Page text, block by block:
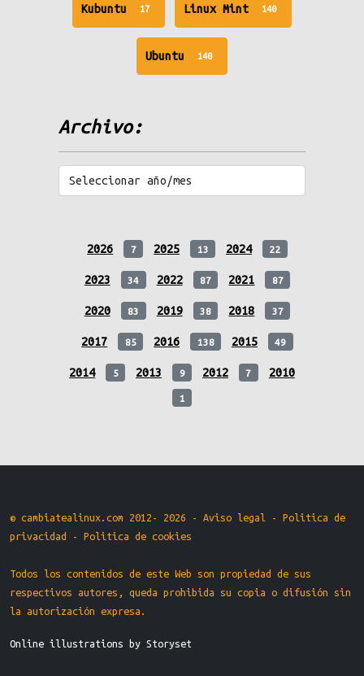
Kubuntu 17
unread
messages
Linux Mint 140
messages
Ubuntu 140
messages
Archivo:
2026 7 2025 13 2024 22
2023 34 2022 87 2021 87
2020 83 2019 38 2018 37
2017 85 2016 138 2015 49
2014 5 2013 9 2012 7 2010
1
© cambiatealinux.com 2012- 2026 - Aviso legal - Politica de
privacidad
- Politica de cookies
Todos los contenidos de este Web son propiedad de sus
respectivos autores, queda prohibida su copia o difusión sin
la autorización expresa.
Online illustrations by Storyset